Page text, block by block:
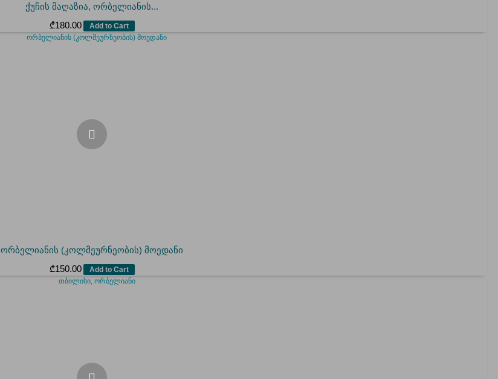
ქუჩის მაღაზია, ორბელიანის...
₾180.00 Add to Cart
ორბელიანის (კოლმეურნეობის) მოედანი
₾150.00 Add to Cart